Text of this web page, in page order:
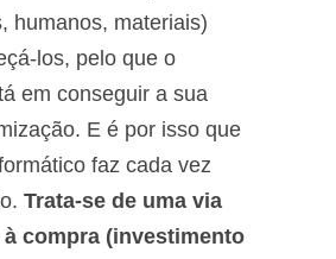
humanos, materiais)
los, pelo que o
em conseguir a sua
E é por isso que
faz cada vez
Trata-se de uma via
compra (investimento